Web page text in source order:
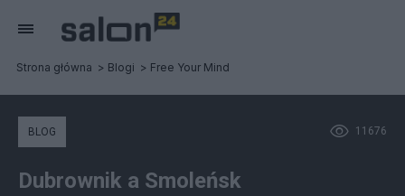
Strona główna Blogi Free Your Mind
11676
BLOG
Dubrownik a Smoleńsk